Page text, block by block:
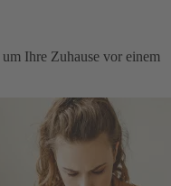
Ihre Zuhause vor einem